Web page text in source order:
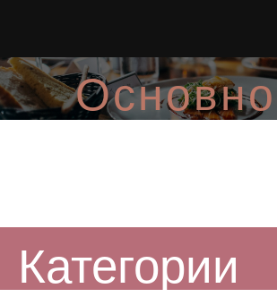
Категории